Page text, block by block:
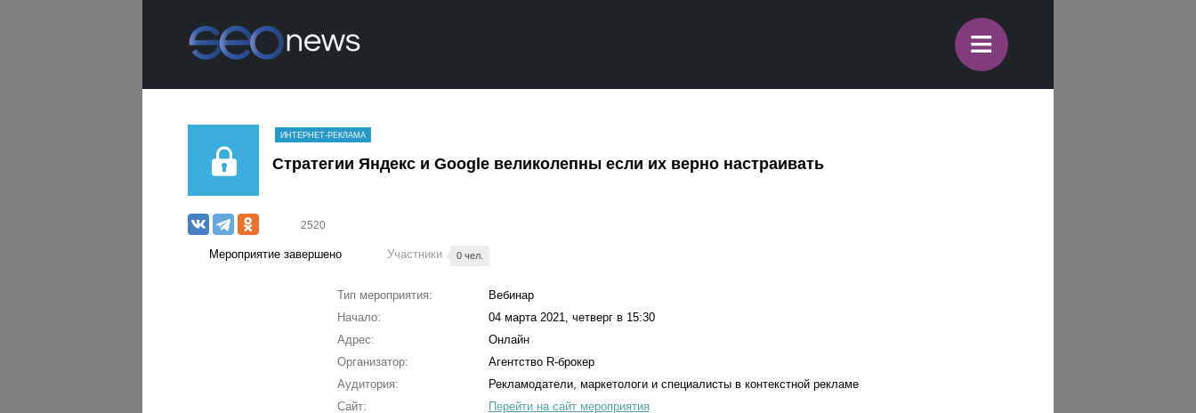
≡
ИНТЕРНЕТ-РЕКЛАМА
Стратегии Яндекс и Google великолепны если их верно настраивать
2520
Мероприятие завершено Участники 0 чел.
Тип мероприятия:
Вебинар
Начало:
04 марта 2021, четверг в 15:30
Адрес:
Онлайн
Организатор:
Агентство R-брокер
Аудитория:
Рекламодатели, маркетологи и специалисты в контекстной рекламе
Сайт:
Перейти на сайт мероприятия